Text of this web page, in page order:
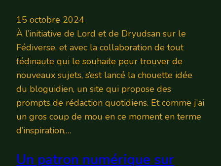
15 octobre 2024
À l’initiative de Lord et de Dryudsan sur le
Fédiverse, et avec la collaboration de tout
fédinaute qui le souhaite pour trouver de
nouveaux sujets, s’est lancé la chouette idée
du bloguidien, un site qui propose des
prompts de rédaction quotidiens. Et comme j’ai
un gros coup de mou en ce moment en terme
d’inspiration,…
Un patron numérique sur